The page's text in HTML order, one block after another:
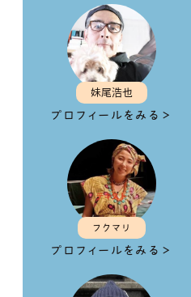
妹尾浩也
プロフィールをみる＞
フクマリ
プロフィールをみる＞